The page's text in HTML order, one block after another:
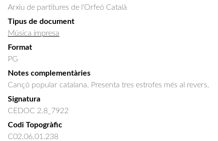
Arxiu de partitures de l'Orfeó Català
Tipus de document
Música impresa
Format
PG
Notes complementàries
Cançó popular catalana. Presenta tres estrofes més al revers.
Signatura
CEDOC 2.8_7922
Codi Topogràfic
C02.06.01.238